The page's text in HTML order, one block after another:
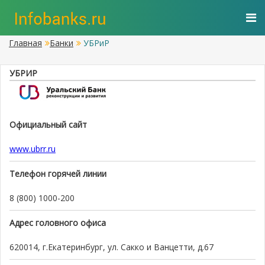
Главная Банки УБРиР
УБРИР
Официальный сайт
www.ubrr.ru
Телефон горячей линии
8 (800) 1000-200
Адрес головного офиса
620014, г.Екатеринбург, ул. Сакко и Ванцетти, д.67